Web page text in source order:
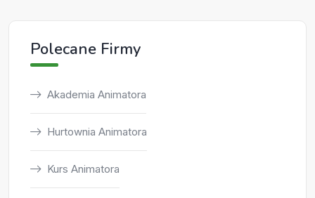
Polecane Firmy
Akademia Animatora
Hurtownia Animatora
Kurs Animatora